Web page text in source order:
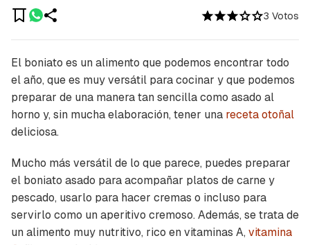
3 Votos
El boniato es un alimento que podemos encontrar todo
el año, que es muy versátil para cocinar y que podemos
preparar de una manera tan sencilla como asado al
horno y, sin mucha elaboración, tener una receta otoñal
deliciosa.
Mucho más versátil de lo que parece, puedes preparar
el boniato asado para acompañar platos de carne y
pescado, usarlo para hacer cremas o incluso para
servirlo como un aperitivo cremoso. Además, se trata de
un alimento muy nutritivo, rico en vitaminas A, vitamina